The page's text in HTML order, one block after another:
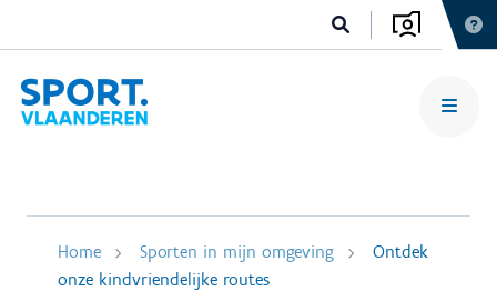
Home Sporten in mijn omgeving
Ontdek
onze kindvriendelijke routes